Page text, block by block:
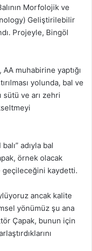
Morfolojik ve
Geliştirilebilir
Projeyle, Bingöl
muhabirine yaptığı
yolunda, bal ve
ve arı zehri
adıyla bal
örnek olacak
geçileceğini kaydetti.
ancak kalite
yönümüz şu ana
Çapak, bunun için